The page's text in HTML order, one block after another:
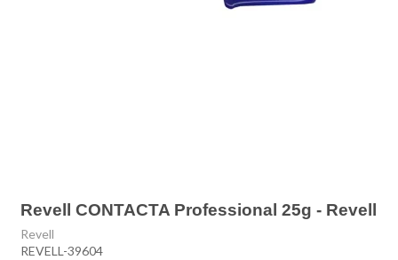
Revell CONTACTA Professional 25g - Revell
Revell
REVELL-39604